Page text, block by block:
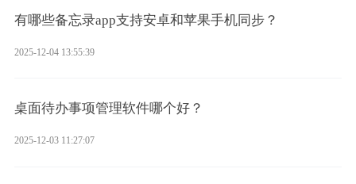
有哪些备忘录app支持安卓和苹果手机同步？
2025-12-04 13:55:39
桌面待办事项管理软件哪个好？
2025-12-03 11:27:07